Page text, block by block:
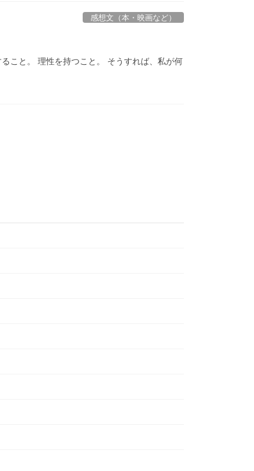
感想文（本・映画など）
こと。 理性を持つこと。 そうすれば、私が何